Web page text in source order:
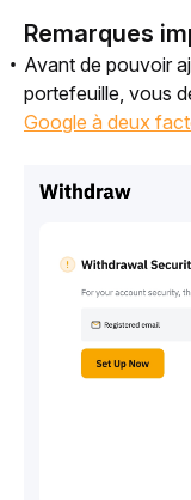
Remarques
Avant de pouvoir
portefeuille, vous
Google à deux